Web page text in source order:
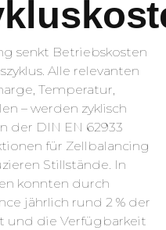
senkt Betriebskosten
Alle relevanten
Temperatur,
– werden zyklisch
der DIN EN 62933
für Zellbalancing
Stillstände. In
konnten durch
jährlich rund 2 % der
und die Verfügbarkeit